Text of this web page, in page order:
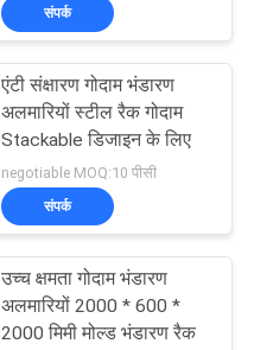
संपर्क
एंटी संक्षारण गोदाम भंडारण
अलमारियों स्टील रैक गोदाम
Stackable डिजाइन के लिए
negotiable MOQ:10 पीसी
संपर्क
उच्च क्षमता गोदाम भंडारण
अलमारियों 2000 * 600 *
2000 मिमी मोल्ड भंडारण रैक